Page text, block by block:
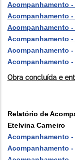
Acompanhamento -
Acompanhamento -
Acompanhamento -
Acompanhamento -
Acompanhamento -
Acompanhamento -
Obra concluída e
Relatório de
Etelvina Carneiro
Acompanhamento -
Acompanhamento -